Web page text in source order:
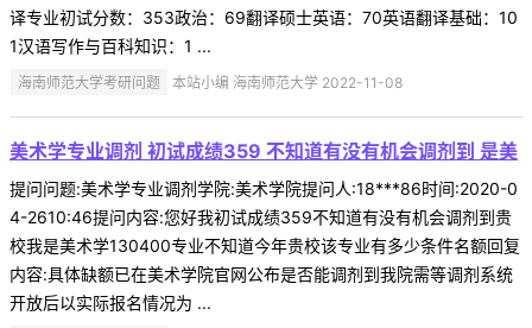
译专业初试分数：353政治：69翻译硕士英语：70英语翻译基础：10
1汉语写作与百科知识：1 ...
海南师范大学考研问题 本站小编 海南师范大学 2022-11-08
美术学专业调剂 初试成绩359 不知道有没有机会调剂到 是美
提问问题:美术学专业调剂学院:美术学院提问人:18***86时间:2020-0
4-2610:46提问内容:您好我初试成绩359不知道有没有机会调剂到贵
校我是美术学130400专业不知道今年贵校该专业有多少条件名额回复
内容:具体缺额已在美术学院官网公布是否能调剂到我院需等调剂系统
开放后以实际报名情况为 ...